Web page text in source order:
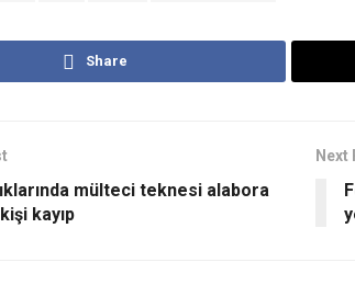
Share
mülteci teknesi alabora
kayıp
Next